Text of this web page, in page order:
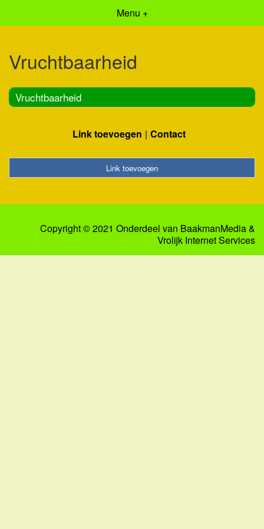
Menu +
Vruchtbaarheid
Vruchtbaarheid
Link toevoegen Contact
Link toevoegen
Copyright © 2021 Onderdeel van BaakmanMedia&
Vrolijk Internet Services